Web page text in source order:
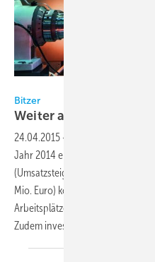
Bitzer
Weiter auf
24.04.2015 -
Jahr 2014 eine positive Bilanz.
(Umsatzsteigerung um 36 Mio.
Mio. Euro) konnte das
Arbeitsplätze schaffen. Aktuell
Zudem investierte man 25 Mio.